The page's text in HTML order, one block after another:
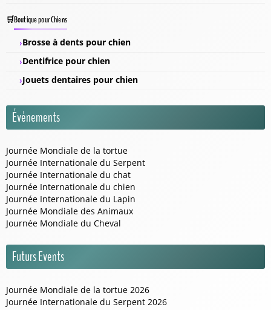
Boutique pour Chiens
Brosse à dents pour chien
Dentifrice pour chien
Jouets dentaires pour chien
Événements
Journée Mondiale de la tortue
Journée Internationale du Serpent
Journée Internationale du chat
Journée Internationale du chien
Journée Internationale du Lapin
Journée Mondiale des Animaux
Journée Mondiale du Cheval
Futurs Events
Journée Mondiale de la tortue 2026
Journée Internationale du Serpent 2026